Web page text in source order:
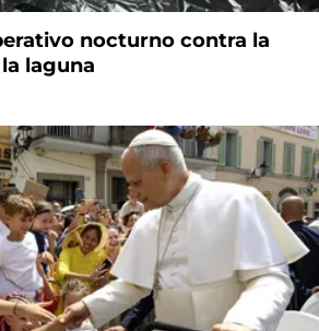
nocturno contra la
laguna